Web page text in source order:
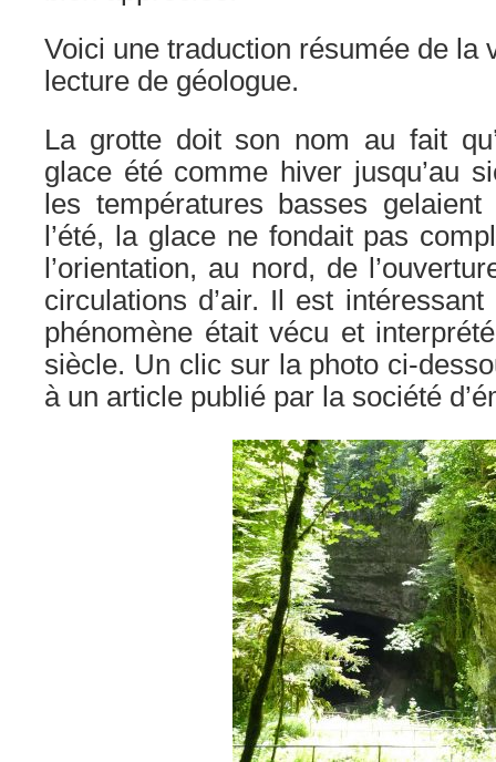
Voici une traduction résumée de la
lecture de géologue.
La grotte doit son nom au fait
glace été comme hiver jusqu’au
les températures basses gelaient
l’été, la glace ne fondait pas
l’orientation, au nord, de
circulations d’air. Il est
phénomène était vécu et
siècle. Un clic sur la photo ci-
à un article publié par la société